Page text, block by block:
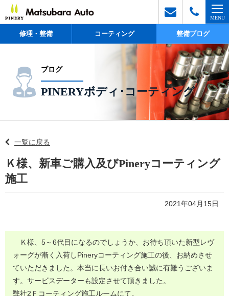
修理・整備 コーティング 整備ブログ
ブログ
PINERYボディ･コーティング
一覧に戻る
Ｋ様、新車ご購入及びPineryコーティング
施工
2021年04月15日
Ｋ様、5～6代目になるのでしょうか、お待ち頂いた新型レヴ
ォーグが漸く入荷しPineryコーティング施工の後、お納めさせ
ていただきました。本当に長いお付き合い誠に有難うございま
す。サービスデーターも設定させて頂きました。
弊社2Ｆコーティング施工ルームにて。